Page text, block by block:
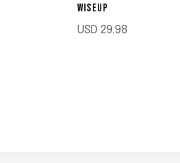
WISEUP
USD 29.98